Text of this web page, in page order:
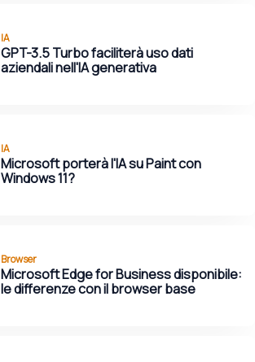
IA
GPT-3.5 Turbo faciliterà uso dati
aziendali nell'IA generativa
IA
Microsoft porterà l'IA su Paint con
Windows 11?
Browser
Microsoft Edge for Business disponibile:
le differenze con il browser base